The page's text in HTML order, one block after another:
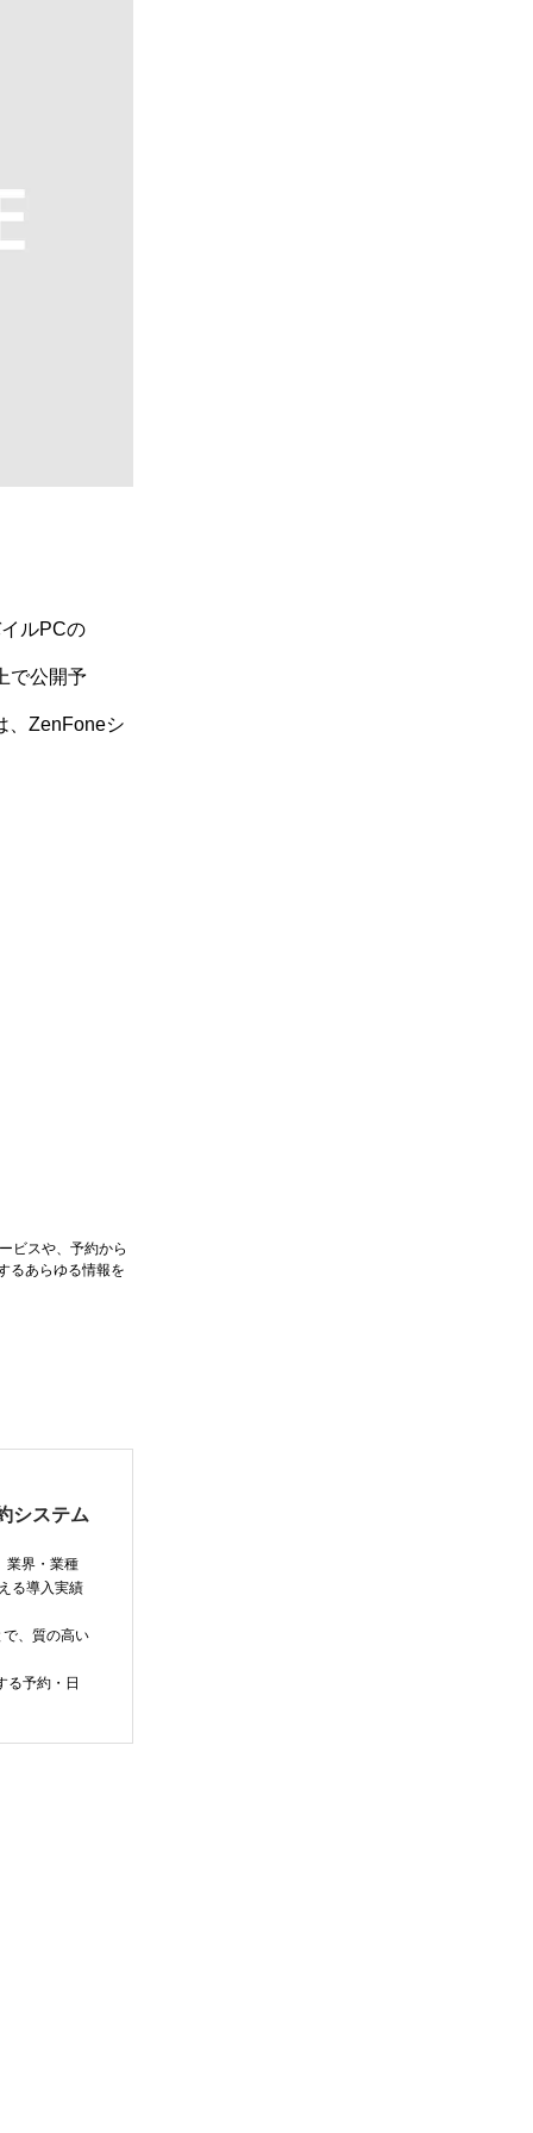
ルPCの
で公開予
、ZenFoneシ
ビスや、予約から
るあらゆる情報を
システム
業界・業種
る導入実績
、質の高い
る予約・日